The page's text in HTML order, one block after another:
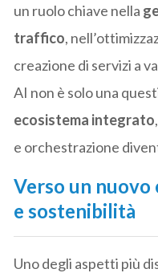
un ruolo chiave nella
traffico,
creazione di servizi a
AI non è solo una
ecosistema integrato
e orchestrazione
Verso un
e sostenibilità
Uno degli aspetti più